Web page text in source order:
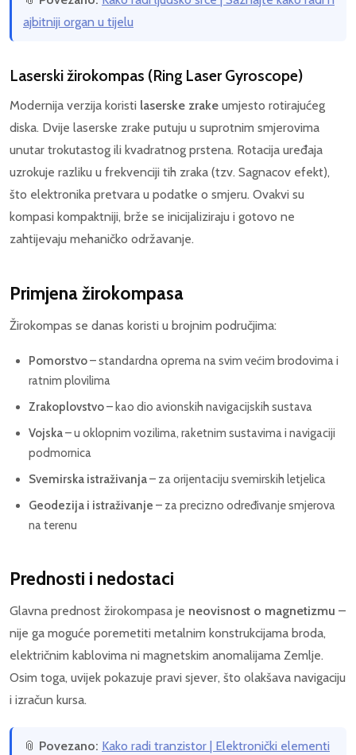
ajbitniji organ u tijelu
Laserski žirokompas (Ring Laser Gyroscope)
Modernija verzija koristi laserske zrake umjesto rotirajućeg
diska. Dvije laserske zrake putuju u suprotnim smjerovima
unutar trokutastog ili kvadratnog prstena. Rotacija uređaja
uzrokuje razliku u frekvenciji tih zraka (tzv. Sagnacov efekt),
što elektronika pretvara u podatke o smjeru. Ovakvi su
kompasi kompaktniji, brže se inicijaliziraju i gotovo ne
zahtijevaju mehaničko održavanje.
Primjena žirokompasa
Žirokompas se danas koristi u brojnim područjima:
Pomorstvo– standardna oprema na svim većim brodovima i
ratnim plovilima
Zrakoplovstvo– kao dio avionskih navigacijskih sustava
Vojska– u oklopnim vozilima, raketnim sustavima i navigaciji
podmornica
Svemirska istraživanja– za orijentaciju svemirskih letjelica
Geodezija i istraživanje – za precizno određivanje smjerova
na terenu
Prednosti i nedostaci
Glavna prednost žirokompasa je neovisnost o magnetizmu –
nije ga moguće poremetiti metalnim konstrukcijama broda,
električnim kablovima ni magnetskim anomalijama Zemlje.
Osim toga, uvijek pokazuje pravi sjever, što olakšava navigaciju
i izračun kursa.
📎 Povezano: Kako radi tranzistor | Elektronički elementi